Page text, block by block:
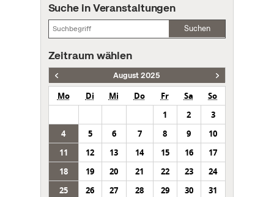
Suche in Veranstaltungen
Suchen
Zeitraum wählen
August 2025
Mo Di Mi Do Fr Sa
So
1
2
3
4
5 6 7 8 9
10
11
12 13 14 15 16
17
18
19 20 21 22 23
24
25
26 27 28 29 30 31